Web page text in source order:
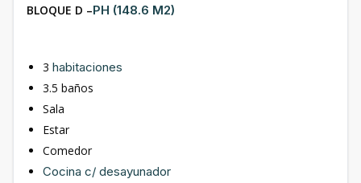
BLOQUE D –PH (148.6 M2)
3 habitaciones
3.5 baños
Sala
Estar
Comedor
Cocina c/ desayunador